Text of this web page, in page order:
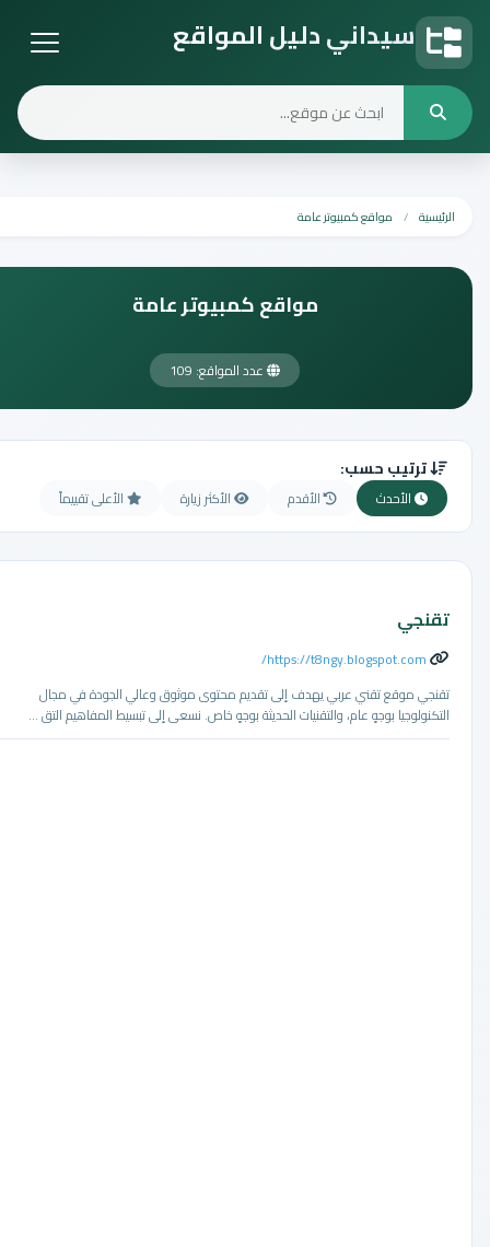
سيداني دليل المواقع
دليل المواقع
الرئيسية مواقع كمبيوتر عامة
مواقع كمبيوتر عامة
عدد المواقع: 109
ترتيب حسب:
الأحدث الأقدم الأكثر زيارة الأعلى تقييماً
تقنجي
https://t8ngy.blogspot.com/
تقنجي موقع تقني عربي يهدف إلى تقديم محتوى موثوق وعالي الجودة في مجال
التكنولوجيا بوجهٍ عام، والتقنيات الحديثة بوجهٍ خاص. نسعى إلى تبسيط المفاهيم التق ...